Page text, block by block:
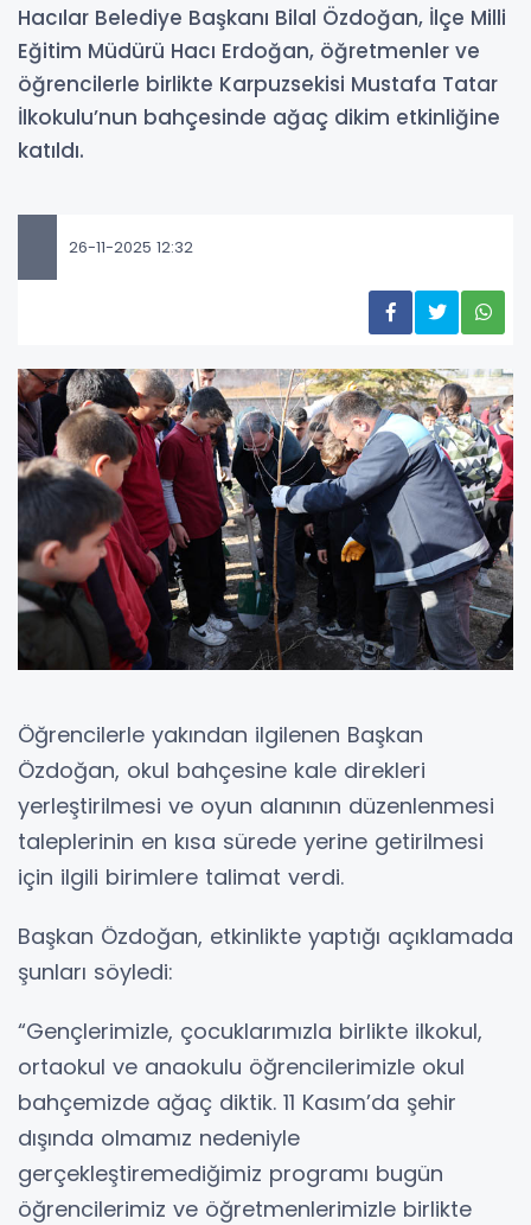
Hacılar Belediye Başkanı Bilal Özdoğan, İlçe Milli
Eğitim Müdürü Hacı Erdoğan, öğretmenler ve
öğrencilerle birlikte Karpuzsekisi Mustafa Tatar
İlkokulu’nun bahçesinde ağaç dikim etkinliğine
katıldı.
26-11-2025 12:32
Öğrencilerle yakından ilgilenen Başkan
Özdoğan, okul bahçesine kale direkleri
yerleştirilmesi ve oyun alanının düzenlenmesi
taleplerinin en kısa sürede yerine getirilmesi
için ilgili birimlere talimat verdi.
Başkan Özdoğan, etkinlikte yaptığı açıklamada
şunları söyledi:
“Gençlerimizle, çocuklarımızla birlikte ilkokul,
ortaokul ve anaokulu öğrencilerimizle okul
bahçemizde ağaç diktik. 11 Kasım’da şehir
dışında olmamız nedeniyle
gerçekleştiremediğimiz programı bugün
öğrencilerimiz ve öğretmenlerimizle birlikte